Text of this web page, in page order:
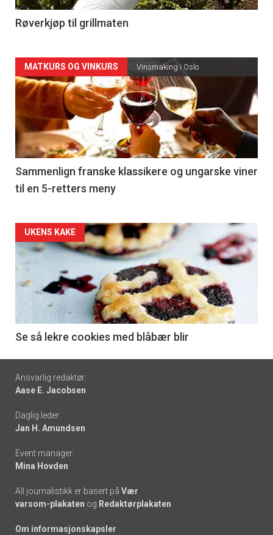
4
Røverkjøp til grillmaten
Forsiden
akkurat
nå
-
5
MATKURS OG VINKURS Vinsmaking i Oslo
Sammenlign franske klassikere og ungarske viner
til en 5-retters meny
Forsiden
akkurat
nå
6
UKENS KAKE
Se så lekre cookies med blåbær blir
Footer
-
links
Ansvarlig redaktør:
Aase E. Jacobsen
Daglig leder:
Jan H. Amundsen
Event manager:
Mina Hovden
All journalistikk er basert på Vær
varsom-plakaten og Redaktørplakaten
Om informasjonskapsler